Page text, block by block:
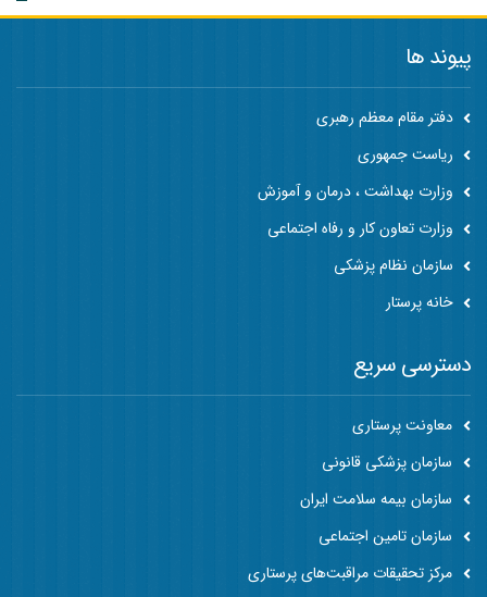
پیوند ها
دفتر مقام معظم رهبری
ریاست جمهوری
وزارت بهداشت ، درمان و آموزش
وزارت تعاون کار و رفاه اجتماعی
سازمان نظام پزشکی
خانه پرستار
دسترسی سریع
معاونت پرستاری
سازمان پزشکی قانونی
سازمان بیمه سلامت ایران
سازمان تامین اجتماعی
مرکز تحقیقات مراقبت‌های پرستاری